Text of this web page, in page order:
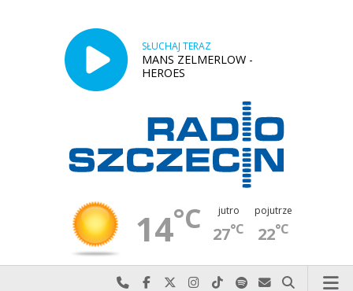
SŁUCHAJ TERAZ
MANS ZELMERLOW -
HEROES
14°C jutro
27°C
pojutrze
22°C
Najlepiej po prostu do nas zadzwoń
Odwiedź nas na Facebook-u
Odwiedź nas na X
Odwiedź nas na Instagram-ie
Odwiedź nas na TikTok-u
Szukaj nas na Spotify
Wyślij do nas
Szukaj